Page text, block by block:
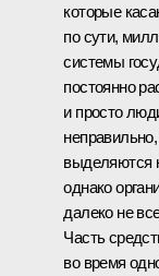
которые
по сути,
системы
постоянно
и просто
выделяются
однако
далеко не
Часть
во время